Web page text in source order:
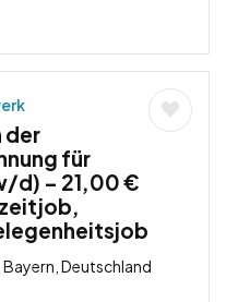
der
für
d) – 21,00 €
Deutschland